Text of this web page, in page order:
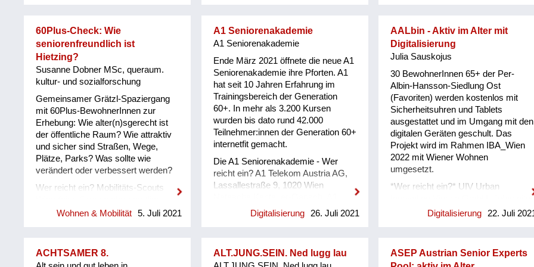
diese gezielt fördern möchten -
Personen, die aufgrund einer
neurologischen Schädigung oder
sonstigen Erkrankung besonders im
räumlich-konstruktiven Bereich
Probleme haben - Personen, die
sich gerne mit der Lösung von
geometrischen Rätselaufgaben
beschäftigen - Personen, die ihre
geistige Flexibilität, Konzentration,
konstruktive Fähigkeit
(zweidimensional) und Kreativität
ist sowohl im therapeutischen als
Mit dem Material kann einzeln oder
Aufgaben ist gut graduell anpassbar
und kann individuell sehr gut
Unser Lösungsweg war ein
niederschwelliger Zugang zu
einen anonymen Rahmen für
Austausch und Information bietet.
Ebenso haben wir mit
demenzraum@kwp.at eine
Mailadresse, an die jederzeit Fragen
an die Expertin gestellt werden
können.
REICHT EIN? Das Büro der
SeniorInnenbeauftragten der Stadt
Wien, die koordinierende Stelle der
Die Plattform ist ein Bogen, den die
Stadt Wien über alle Initiativen
spannt, die sich zum Thema
Demenzfreundlichkeit engagieren.
Mit dabei sind rund 70 Mitglieder,
darunter 18 Wiener Bezirke.
Menschen mit Demenz sowie
Angehörige sind seit Beginn aktiv
involviert. AN WEN RICHTET SICH
IHRE INITIATIVE? Der
#demenzstreifzug richtet sich primär
an die Wiener Bevölkerung. Zudem
sind die M...
60Plus-Check: Wie
seniorenfreundlich ist
Hietzing?
Susanne Dobner MSc, queraum.
kultur- und sozialforschung
Gemeinsamer Grätzl-Spaziergang
mit 60Plus-BewohnerInnen zur
Erhebung: Wie alter(n)sgerecht ist
der öffentliche Raum? Wie attraktiv
und sicher sind Straßen, Wege,
Plätze, Parks? Was sollte wie
verändert oder verbessert werden?
Wer reicht ein? Mobilitäts-Scouts
agierender Senioren, die sich für ein
einsetzen). Zielgruppen: 60Plus-
BewohnerInnen von Hietzing sowie
Wohnen & Mobilität 5. Juli 2021
A1 Seniorenakademie
A1 Seniorenakademie
Ende März 2021 öffnete die neue A1
Seniorenakademie ihre Pforten. A1
hat seit 10 Jahren Erfahrung im
Trainingsbereich der Generation
60+. In mehr als 3.200 Kursen
wurden bis dato rund 42.000
Teilnehmer:innen der Generation 60+
internetfit gemacht.
Die A1 Seniorenakademie - Wer
reicht ein? A1 Telekom Austria AG,
Lassallestraße 9, 1020 Wien
CCO Consumer - An wen richtet
sich Ihre Initiative? Die Generation
Welt vertraut ist, gilt es besonders
Digitalisierung 26. Juli 2021
AALbin - Aktiv im Alter mit
Digitalisierung
Julia Sauskojus
30 BewohnerInnen 65+ der Per-
Albin-Hansson-Siedlung Ost
(Favoriten) werden kostenlos mit
Sicherheitsuhren und Tablets
ausgestattet und im Umgang mit den
digitalen Geräten geschult. Das
Projekt wird im Rahmen IBA_Wien
2022 mit Wiener Wohnen
umgesetzt.
*Wer reicht ein?* UIV Urban
Innovation Vienna GmbH, Johanniter
Österreich Ausbildung und
Initiative?* Das Projekt AALbin
Digitalisierung 22. Juli
ACHTSAMER 8. ALT.JUNG.SEIN. Ned lugg lau
ASEP Austrian Senior Experts